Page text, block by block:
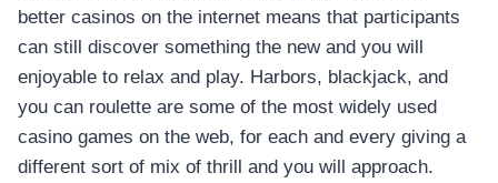
better casinos on the internet means that participants
can still discover something the new and you will
enjoyable to relax and play. Harbors, blackjack, and
you can roulette are some of the most widely used
casino games on the web, for each and every giving a
different sort of mix of thrill and you will approach.